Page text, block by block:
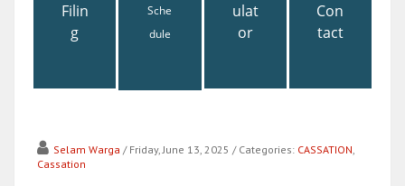
Filin
g
Sche
dule
ulat
or
Con
tact
Selam Warga / Friday, June 13, 2025 / Categories: CASSATION,
Cassation